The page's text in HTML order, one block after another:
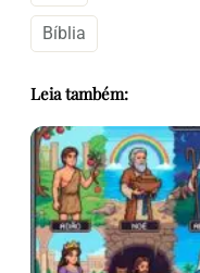
Bíblia
Leia também: